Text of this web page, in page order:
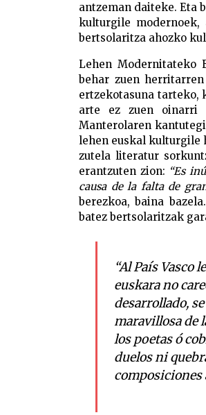
antzeman daiteke. Eta
kulturgile modernoek,
bertsolaritza ahozko
Lehen Modernitateko
behar zuen
ertzekotasuna tarteko,
arte ez zuen oinarri
Manterolaren
lehen euskal kulturgile
zutela literatur
erantzuten zion: “Es
causa de la falta de
berezkoa, baina
batez bertsolaritzak
“Al País
euskara no
desarrollado,
maravillosa de
los poetas ó
duelos ni
composiciones